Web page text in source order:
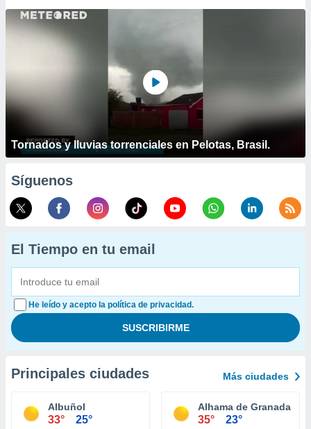
Tornados y lluvias torrenciales en Pelotas, Brasil.
Síguenos
El Tiempo en tu email
He leído y acepto la política de privacidad.
Principales ciudades Más ciudades
Albuñol
33° 25°
Alhama de Granada
35° 23°